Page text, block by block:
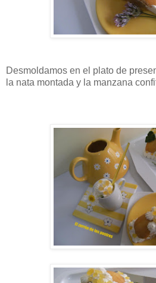
Desmoldamos en el plato de
la nata montada y la manzana